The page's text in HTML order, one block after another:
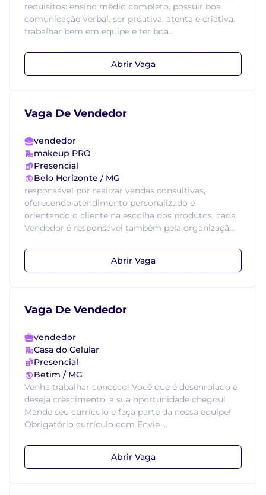
requisitos: ensino médio completo. possuir boa
comunicação verbal. ser proativa, atenta e criativa.
trabalhar bem em equipe e ter boa...
Abrir Vaga
Vaga De Vendedor
vendedor
makeup PRO
Presencial
Belo Horizonte / MG
responsável por realizar vendas consultivas,
oferecendo atendimento personalizado e
orientando o cliente na escolha dos produtos. cada
Vendedor é responsável também pela organizaçã...
Abrir Vaga
Vaga De Vendedor
vendedor
Casa do Celular
Presencial
Betim / MG
Venha trabalhar conosco! Você que é desenrolado e
deseja crescimento, a sua oportunidade chegou!
Mande seu currículo e faça parte da nossa equipe!
Obrigatório currículo com Envie ...
Abrir Vaga